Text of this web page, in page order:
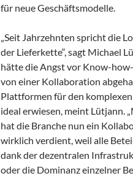
für neue Geschäftsmodelle.
„Seit Jahrzehnten spricht die
der Lieferkette“, sagt Michael
hätte die Angst vor Know-
von einer Kollaboration
Plattformen für den
ideal erwiesen, meint Lütjann.
hat die Branche nun ein
wirklich verdient, weil alle
dank der dezentralen
oder die Dominanz einzelner